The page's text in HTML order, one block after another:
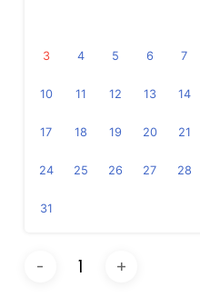
3 4 5 6 7
10 11 12 13 14
17 18 19 20 21
24 25 26 27 28
31